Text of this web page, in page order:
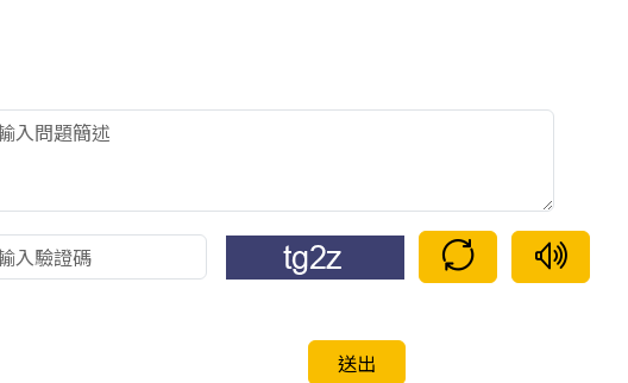
驗證碼重新整理語音驗證碼
送出